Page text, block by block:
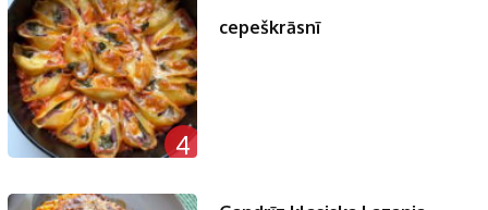
4
cepeškrāsnī